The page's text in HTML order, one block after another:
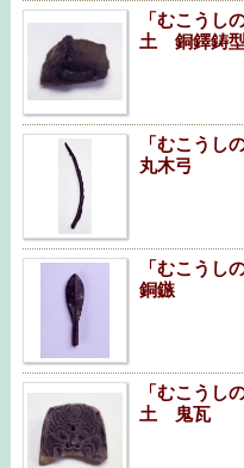
「むこうし
土 銅鐸鋳型
「むこう
丸木弓
「むこう
銅鏃
「むこうし
土 鬼瓦